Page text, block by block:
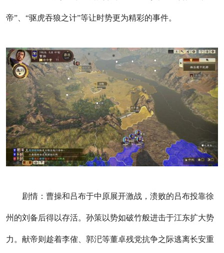
帝”、“驱虎吞狼之计”等让时势更为精彩的事件。
剧情：曹操和吕布于中原展开激战，溃败的吕布投靠徐
州的刘备后得以存活。孙策以势如破竹般进击于江东扩大势
力。献帝则趁着李傕、郭汜等董卓残党抗争之际逃离长安重